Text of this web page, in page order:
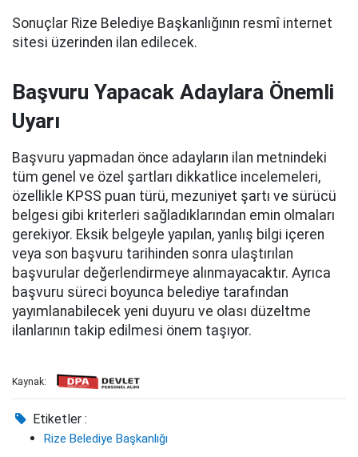
Sonuçlar Rize Belediye Başkanlığının resmî internet
sitesi üzerinden ilan edilecek.
Başvuru Yapacak Adaylara Önemli
Uyarı
Başvuru yapmadan önce adayların ilan metnindeki
tüm genel ve özel şartları dikkatlice incelemeleri,
özellikle KPSS puan türü, mezuniyet şartı ve sürücü
belgesi gibi kriterleri sağladıklarından emin olmaları
gerekiyor. Eksik belgeyle yapılan, yanlış bilgi içeren
veya son başvuru tarihinden sonra ulaştırılan
başvurular değerlendirmeye alınmayacaktır. Ayrıca
başvuru süreci boyunca belediye tarafından
yayımlanabilecek yeni duyuru ve olası düzeltme
ilanlarının takip edilmesi önem taşıyor.
Kaynak:
Etiketler :
Rize Belediye Başkanlığı